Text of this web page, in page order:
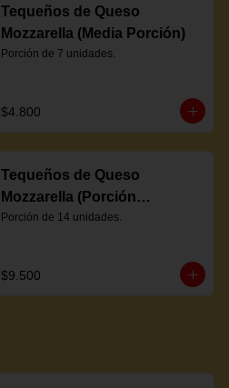
Tequeños de Queso
Mozzarella (Media Porción)
Porción de 7 unidades.
$4.800
Tequeños de Queso
Mozzarella (Porción
Completa)
Porción de 14 unidades.
$9.500